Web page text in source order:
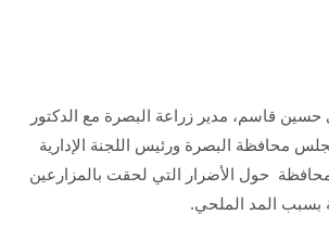
قاسم، مدير زراعة البصرة مع الدكتور
محافظة البصرة ورئيس اللجنة الإدارية
حول الأضرار التي لحقت بالمزارعين
بسبب المد الملحي.